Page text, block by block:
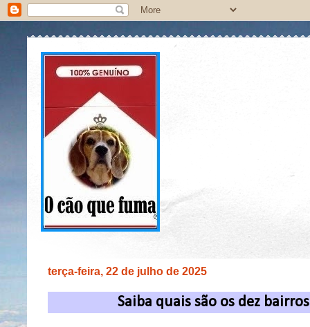
terça-feira, 22 de julho de 2025
Saiba quais são os dez